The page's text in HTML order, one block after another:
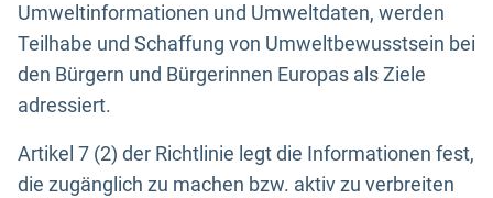
Umweltinformationen und Umweltdaten, werden
Teilhabe und Schaffung von Umweltbewusstsein bei
den Bürgern und Bürgerinnen Europas als Ziele
adressiert.
Artikel 7 (2) der Richtlinie legt die Informationen fest,
die zugänglich zu machen bzw. aktiv zu verbreiten